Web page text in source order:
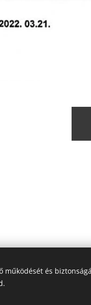
2022. Szápár
működését és